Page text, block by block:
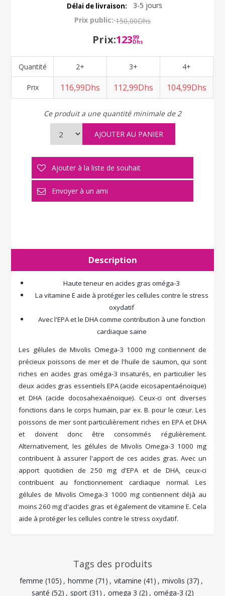
Délai de livraison:
3-5 jours
Prix public: 150,00Dhs
Prix:12399
Dhs
Quantité 2+ 3+ 4+
Prix 116,99Dhs 112,99Dhs 104,99Dhs
Ce produit a une quantité minimale de 2
Description
Haute teneur en acides gras oméga-3
La vitamine E aide à protéger les cellules contre le stress
oxydatif
Avec l'EPA et le DHA comme contribution à une fonction
cardiaque saine
Les gélules de Mivolis Omega-3 1000 mg contiennent de
précieux poissons de mer et de l'huile de saumon, qui sont
riches en acides gras oméga-3 insaturés, en particulier les
deux acides gras essentiels EPA (acide eicosapentaénoïque)
et DHA (acide docosahexaénoïque). Ceux-ci ont diverses
fonctions dans le corps humain, par ex. B. pour le cœur. Les
poissons de mer sont particulièrement riches en EPA et DHA
et doivent donc être consommés régulièrement.
Alternativement, les gélules de Mivolis Omega-3 1000 mg
contribuent à assurer l'apport de ces acides gras. Avec un
apport quotidien de 250 mg d'EPA et de DHA, ceux-ci
contribuent au fonctionnement cardiaque normal. Les
gélules de Mivolis Omega-3 1000 mg contiennent déjà au
moins 260 mg d'acides gras et également de vitamine E. Cela
aide à protéger les cellules contre le stress oxydatif.
Tags des produits
femme (105) , homme (71) , vitamine (41) , mivolis (37) ,
santé (52) , sport (31) , omega 3 (2) , oméga-3 (2)